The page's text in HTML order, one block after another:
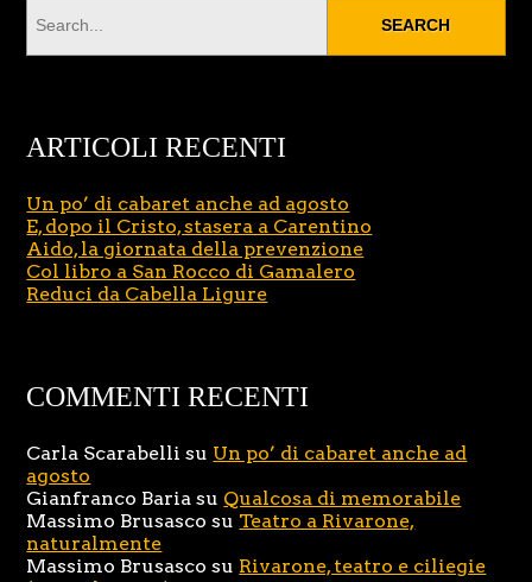
ARTICOLI RECENTI
Un po’ di cabaret anche ad agosto
E, dopo il Cristo, stasera a Carentino
Aido, la giornata della prevenzione
Col libro a San Rocco di Gamalero
Reduci da Cabella Ligure
COMMENTI RECENTI
Carla Scarabelli su Un po’ di cabaret anche ad
agosto
Gianfranco Baria su Qualcosa di memorabile
Massimo Brusasco su Teatro a Rivarone,
naturalmente
Massimo Brusasco su Rivarone, teatro e ciliegie